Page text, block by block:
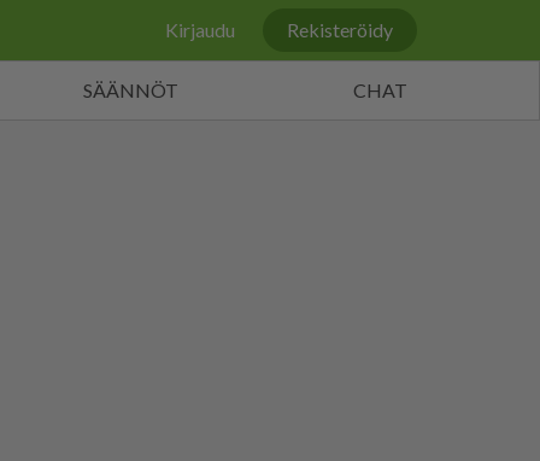
Kirjaudu Rekisteröidy
SÄÄNNÖT CHAT